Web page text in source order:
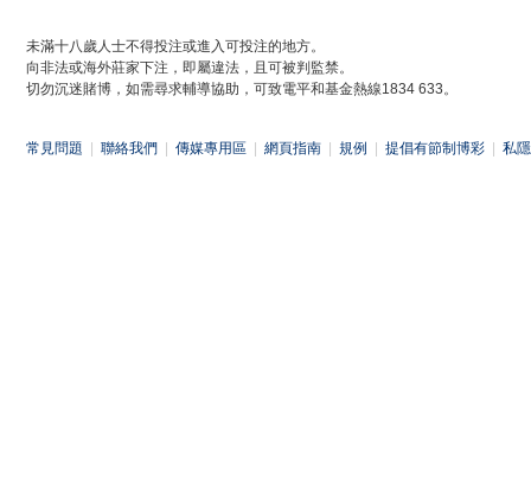
未滿十八歲人士不得投注或進入可投注的地方。
向非法或海外莊家下注，即屬違法，且可被判監禁。
切勿沉迷賭博，如需尋求輔導協助，可致電平和基金熱線1834 633。
常見問題 聯絡我們 傳媒專用區 網頁指南 規例 提倡有節制博彩 私